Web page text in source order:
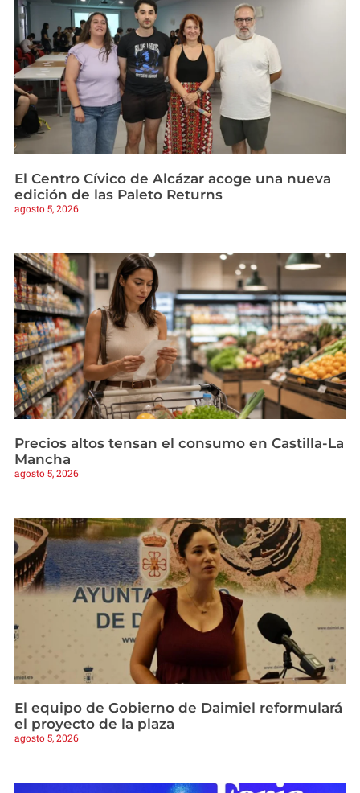
El Centro Cívico de Alcázar acoge una nueva
edición de las Paleto Returns
agosto 5, 2026
Precios altos tensan el consumo en Castilla-La
Mancha
agosto 5, 2026
El equipo de Gobierno de Daimiel reformulará
el proyecto de la plaza
agosto 5, 2026